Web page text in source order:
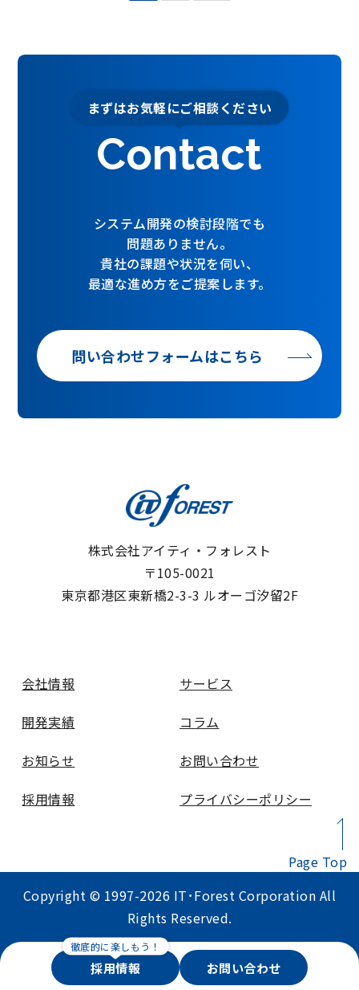
ー
まずはお気軽にご相談ください
Contact
システム開発の検討段階でも
問題ありません。
貴社の課題や状況を伺い、
最適な進め方をご提案します。
問い合わせフォームはこちら
株式会社アイティ・フォレスト
〒105-0021
東京都港区東新橋2-3-3 ルオーゴ汐留2F
会社情報
サービス
開発実績
コラム
お知らせ
お問い合わせ
採用情報
プライバシーポリシー
Copyright © 1997-2026 IT･Forest Corporation All
Rights Reserved.
採用情報 お問い合わせ
Page Top